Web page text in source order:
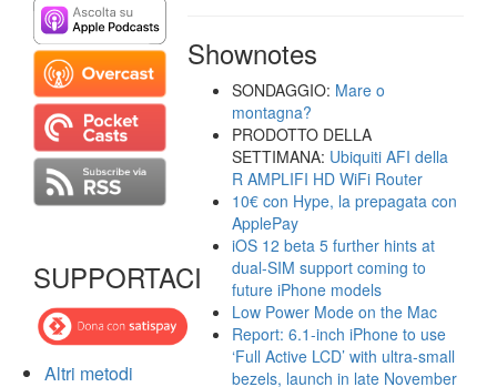
SUPPORTACI
Altri metodi
Shownotes
SONDAGGIO: Mare o
montagna?
PRODOTTO DELLA
SETTIMANA: Ubiquiti AFI della
R AMPLIFI HD WiFi Router
10€ con Hype, la prepagata con
ApplePay
iOS 12 beta 5 further hints at
dual-SIM support coming to
future iPhone models
Low Power Mode on the Mac
Report: 6.1-inch iPhone to use
‘Full Active LCD’ with ultra-small
bezels, launch in late November